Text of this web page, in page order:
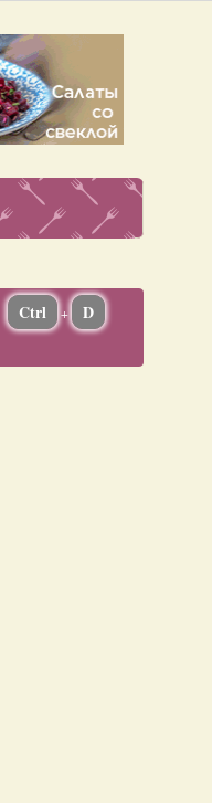
Ctrl + D